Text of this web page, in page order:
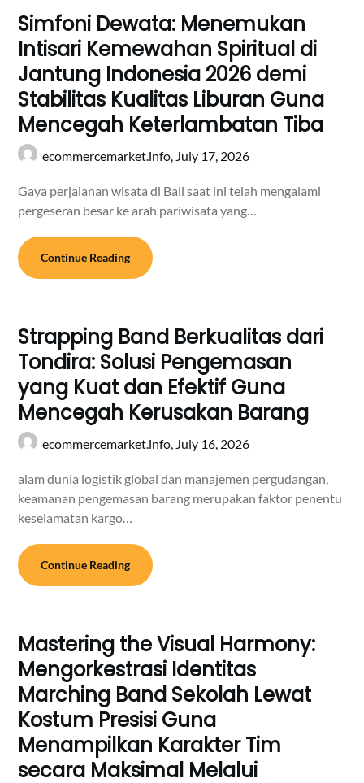
Simfoni Dewata: Menemukan
Intisari Kemewahan Spiritual di
Jantung Indonesia 2026 demi
Stabilitas Kualitas Liburan Guna
Mencegah Keterlambatan Tiba
ecommercemarket.info, July 17, 2026
Gaya perjalanan wisata di Bali saat ini telah mengalami
pergeseran besar ke arah pariwisata yang…
Continue Reading
Strapping Band Berkualitas dari
Tondira: Solusi Pengemasan
yang Kuat dan Efektif Guna
Mencegah Kerusakan Barang
ecommercemarket.info, July 16, 2026
alam dunia logistik global dan manajemen pergudangan,
keamanan pengemasan barang merupakan faktor penentu
keselamatan kargo…
Continue Reading
Mastering the Visual Harmony:
Mengorkestrasi Identitas
Marching Band Sekolah Lewat
Kostum Presisi Guna
Menampilkan Karakter Tim
secara Maksimal Melalui